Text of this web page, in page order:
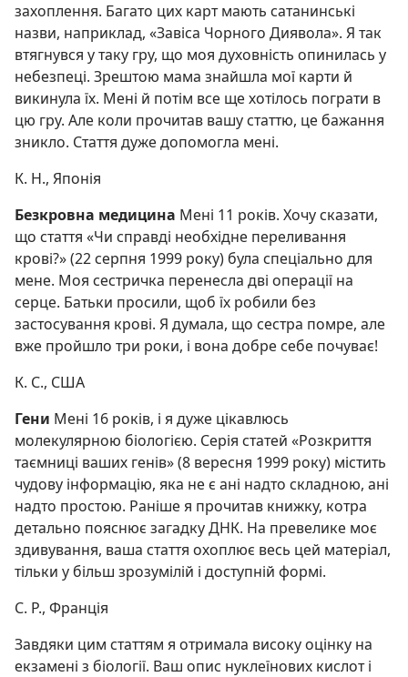
захоплення. Багато цих карт мають сатанинські
назви, наприклад, «Завіса Чорного Диявола». Я так
втягнувся у таку гру, що моя духовність опинилась у
небезпеці. Зрештою мама знайшла мої карти й
викинула їх. Мені й потім все ще хотілось пограти в
цю гру. Але коли прочитав вашу статтю, це бажання
зникло. Стаття дуже допомогла мені.
К. Н., Японія
Безкровна медицина Мені 11 років. Хочу сказати,
що стаття «Чи справді необхідне переливання
крові?» (22 серпня 1999 року) була спеціально для
мене. Моя сестричка перенесла дві операції на
серце. Батьки просили, щоб їх робили без
застосування крові. Я думала, що сестра помре, але
вже пройшло три роки, і вона добре себе почуває!
К. С., США
Гени Мені 16 років, і я дуже цікавлюсь
молекулярною біологією. Серія статей «Розкриття
таємниці ваших генів» (8 вересня 1999 року) містить
чудову інформацію, яка не є ані надто складною, ані
надто простою. Раніше я прочитав книжку, котра
детально пояснює загадку ДНК. На превелике моє
здивування, ваша стаття охоплює весь цей матеріал,
тільки у більш зрозумілій і доступній формі.
С. Р., Франція
Завдяки цим статтям я отримала високу оцінку на
екзамені з біології. Ваш опис нуклеїнових кислот і